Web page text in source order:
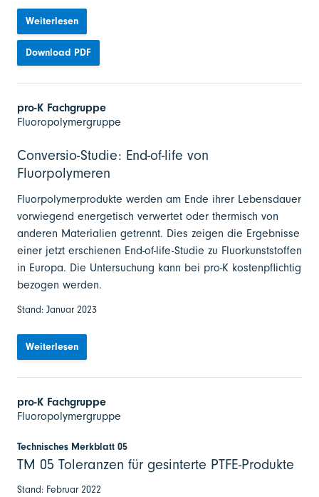
Weiterlesen
Download PDF
pro-K Fachgruppe
Fluoropolymergruppe
Conversio-Studie: End-of-life von
Fluorpolymeren
Fluorpolymerprodukte werden am Ende ihrer Lebensdauer
vorwiegend energetisch verwertet oder thermisch von
anderen Materialien getrennt. Dies zeigen die Ergebnisse
einer jetzt erschienen End-of-life-Studie zu Fluorkunststoffen
in Europa. Die Untersuchung kann bei pro-K kostenpflichtig
bezogen werden.
Stand: Januar 2023
Weiterlesen
pro-K Fachgruppe
Fluoropolymergruppe
Technisches Merkblatt 05
TM 05 Toleranzen für gesinterte PTFE-Produkte
Stand: Februar 2022